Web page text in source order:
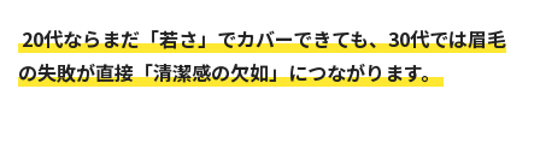
20代ならまだ「若さ」でカバーできても、30代では眉毛
の失敗が直接「清潔感の欠如」につながります。